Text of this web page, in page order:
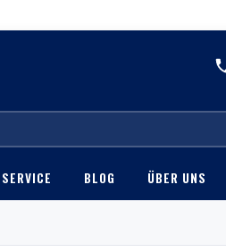
SERVICE BLOG ÜBER UNS